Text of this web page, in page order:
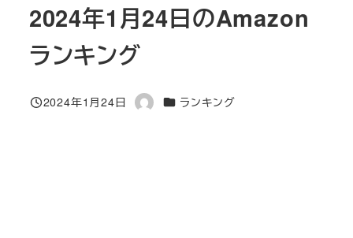
2024年1月24日のAmazon
ランキング
投稿日
2024年1月24日
著
カテゴリー
ランキング